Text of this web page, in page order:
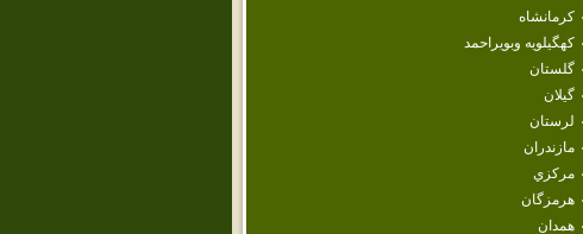
كرمانشاه
كهگيلويه وبويراحمد
گلستان
گيلان
لرستان
مازندران
مركزي
هرمزگان
همدان